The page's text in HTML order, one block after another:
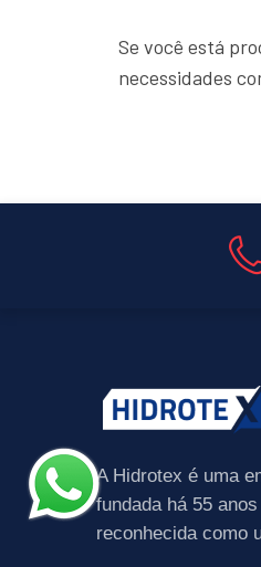
Se você está
necessidades
A Hidrotex é uma
fundada há 55
reconhecida como